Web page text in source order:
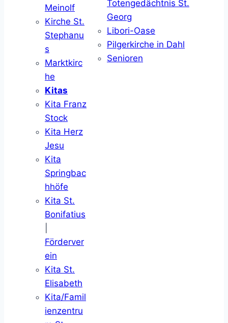
Meinolf
Kirche St.
Stephanu
s
Marktkirc
he
Kitas
Kita Franz
Stock
Kita Herz
Jesu
Kita
Springbac
hhöfe
Kita St.
Bonifatius
Förderver
ein
Kita St.
Elisabeth
Kita/Famil
ienzentru
Totengedächtnis St.
Georg
Libori-Oase
Pilgerkirche in Dahl
Senioren